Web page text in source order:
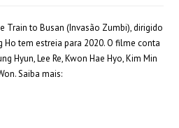
Train to Busan (Invasão Zumbi), dirigido
tem estreia para 2020. O filme conta
Hyun, Lee Re, Kwon Hae Hyo, Kim Min
Saiba mais: